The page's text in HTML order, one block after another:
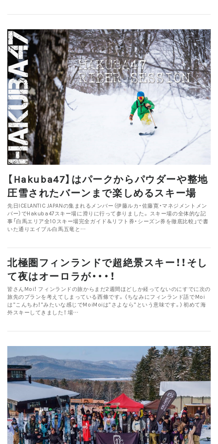
【Hakuba47】はパークからパウダーや整地
圧雪されたバーンまで楽しめるスキー場
先日ICELANTIC JAPANの集まれるメンバー（伊藤ルカ・佐藤寛・マネジメントメン
バー）でHakuba47スキー場に滑りに行って参りました。 スキー場の全体的な記
事「白馬エリア全10スキー場完全ガイド&リフト券・シーズン券を徹底比較」で書
いた通りエイブル白馬五竜と…
北極圏フィンランドで超絶景スキー！！そし
て夜はオーロラが・・・！
皆さんMoi！ フィンランドの旅からまだ2週間ほどしか経ってないのにすでに次の
旅先のプランを考えてしまっている西條です。 (ちなみにフィンランド語でMoi
は”こんちわ！”みたいな感じでMoiMoiは”さよなら”という意味です。) 初めて海
外スキーしてきました！ 場…